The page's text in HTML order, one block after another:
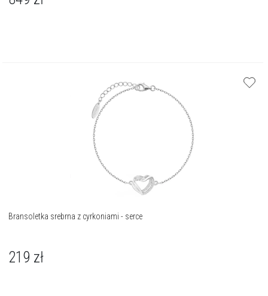
Bransoletka srebrna z cyrkoniami - serce
219 zł